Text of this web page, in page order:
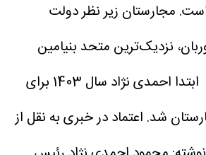
مجارستان زیر نظر دولت
نزدیک‌ترین متحد بنیامین
نتانیاهو در اروپا بود. ابتدا احمدی نژاد سال 1403 برای
شد. اعتماد در خبری به نقل از